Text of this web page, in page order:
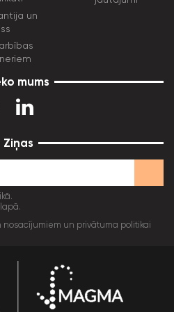
un
mums
Ziņas
nosacījumiem un privātuma politikai